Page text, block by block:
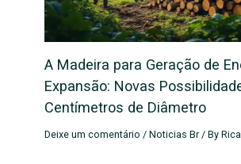
A Madeira para Geração de
Expansão: Novas
Centímetros de Diâmetro
Deixe um comentário /Noticias Br/ By